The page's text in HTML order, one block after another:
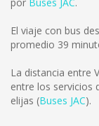
El viaje con bus
promedio 39
La distancia entre
entre los servicios
elijas (Buses JAC).